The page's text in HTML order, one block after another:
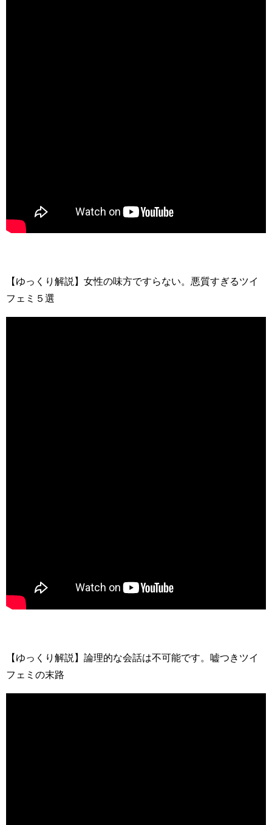
【ゆっくり解説】女性の味方ですらない。悪質すぎるツイ
フェミ５選
【ゆっくり解説】論理的な会話は不可能です。嘘つきツイ
フェミの末路